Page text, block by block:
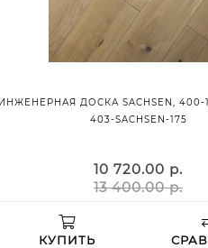
ИНЖЕНЕРНАЯ ДОСКА SACHSEN, 400-
403-SACHSEN-175
10 720.00 р.
13 400.00 р.
КУПИТЬ